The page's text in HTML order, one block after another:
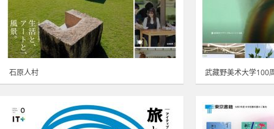
石原人村 武藏野美术大学100